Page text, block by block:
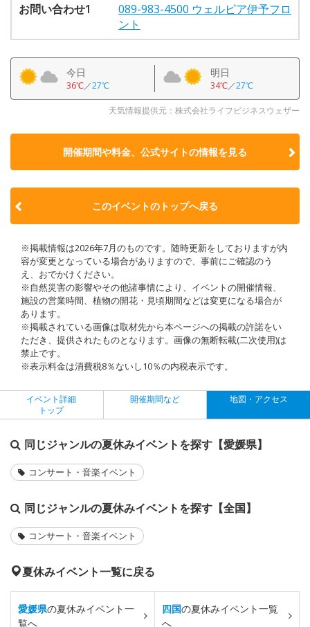
お問い合わせ1
089-983-4500 ウェルピア伊予フロ
ント
今日
36℃／27℃
明日
34℃／27℃
天気情報提供元：株式会社ライフビジネスウェザー
開催期間や料金、公式サイトの情報を見る
このイベントのトップへ戻る
※掲載情報は2026年7月のものです。随時更新をしておりますが内
容が変更となっている場合がありますので、事前にご確認のう
え、おでかけください。
※自然災害の影響やその他諸事情により、イベントの開催情報、
施設の営業時間、植物の開花・見頃期間などは変更になる場合が
あります。
※掲載されている画像は取材先から本ページへの掲載の許諾をい
ただき、提供されたものとなります。画像の無断転載(二次使用)は
禁止です。
※表示料金は消費税8％ないし10％の内税表示です。
イベント詳細
トップ
開催期間など 地図・アクセス
同じジャンルの夏休みイベントを探す【愛媛県】
コンサート・音楽イベント
同じジャンルの夏休みイベントを探す【全国】
コンサート・音楽イベント
夏休みイベント一覧に戻る
愛媛県の夏休みイベント一
覧へ
四国の夏休みイベント一覧
へ